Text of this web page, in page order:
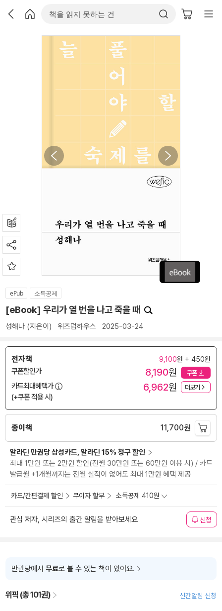
ePub 소득공제
[eBook] 우리가 열 번을 나고 죽을 때
성해나 (지은이) 위즈덤하우스 2025-03-24
전자책 9,100원 + 450원
쿠폰할인가 8,190원 쿠폰
카드최대혜택가
(+쿠폰 적용 시)
6,962원 더보기
종이책 11,700원
알라딘 만권당 삼성카드, 알라딘 15% 청구 할인
최대 1만원 또는 2만원 할인(전월 30만원 또는 60만원 이용 시) / 카드
발급월 +1개월까지는 전월 실적이 없어도 최대 1만원 혜택 제공
카드/간편결제 할인 무이자 할부 소득공제 410원
관심 저자, 시리즈의 출간 알림을 받아보세요 신청
만권당에서 무료로 볼 수 있는 책이 있어요.
위픽 (총 101권) 신간알림 신청